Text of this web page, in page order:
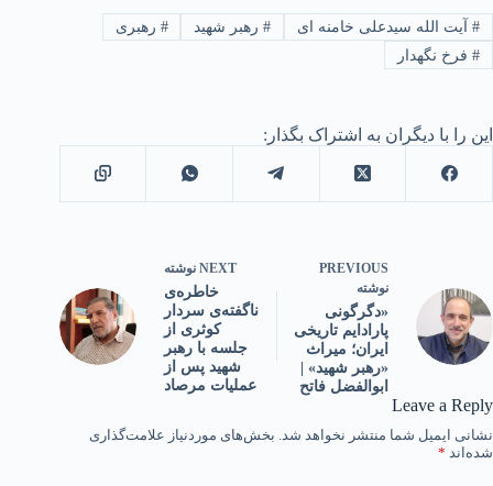
#آیت الله سیدعلی خامنه ای #رهبر شهید # رهبری
#فرخ نگهدار
این را با دیگران به اشتراک بگذار:
PREVIOUS
نوشته
«دگرگونی
پارادایم تاریخی
ایران؛ میراث
«رهبر شهید» |
ابوالفضل فاتح
NEXT نوشته
خاطره‌ی
ناگفته‌ی سردار
کوثری از
جلسه با رهبر
شهید پس از
عملیات مرصاد
Leave a Reply
نشانی ایمیل شما منتشر نخواهد شد. بخش‌های موردنیاز علامت‌گذاری
شده‌اند *